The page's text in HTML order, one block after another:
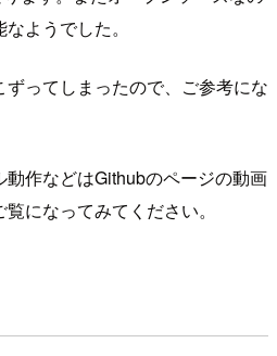
ようでした。
ってしまったので、ご参考にな
作などはGithubのページの動画
になってみてください。